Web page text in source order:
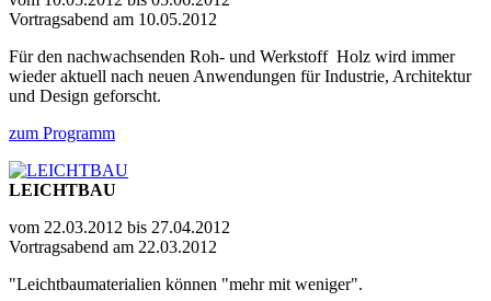
Vortragsabend am 10.05.2012
Für den nachwachsenden Roh- und Werkstoff Holz wird immer
wieder aktuell nach neuen Anwendungen für Industrie, Architektur
und Design geforscht.
zum Programm
LEICHTBAU
vom 22.03.2012 bis 27.04.2012
Vortragsabend am 22.03.2012
"Leichtbaumaterialien können "mehr mit weniger".